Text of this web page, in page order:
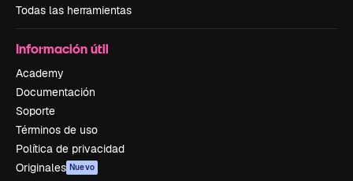
Todas las herramientas
Información útil
Academy
Documentación
Soporte
Términos de uso
Política de privacidad
Originales Nuevo